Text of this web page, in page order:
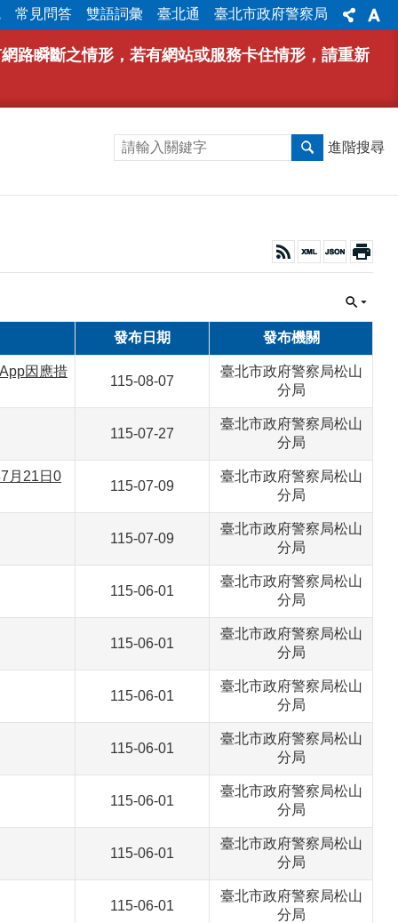
常見問答 雙語詞彙 臺北通 臺北市政府警察局
路瞬斷之情形，若有網站或服務卡住情形，請重新
進階搜尋
發布日期 發布機關
因應措
115-08-07
臺北市政府警察局松山
分局
115-07-27
臺北市政府警察局松山
分局
月21日0
115-07-09
臺北市政府警察局松山
分局
115-07-09
臺北市政府警察局松山
分局
115-06-01
臺北市政府警察局松山
分局
115-06-01
臺北市政府警察局松山
分局
115-06-01
臺北市政府警察局松山
分局
115-06-01
臺北市政府警察局松山
分局
115-06-01
臺北市政府警察局松山
分局
115-06-01
臺北市政府警察局松山
分局
115-06-01
臺北市政府警察局松山
分局